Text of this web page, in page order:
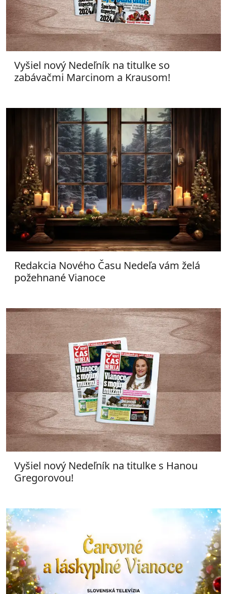
Vyšiel nový Nedeľník na titulke so
zabávačmi Marcinom a Krausom!
Redakcia Nového Času Nedeľa vám želá
požehnané Vianoce
Vyšiel nový Nedeľník na titulke s Hanou
Gregorovou!